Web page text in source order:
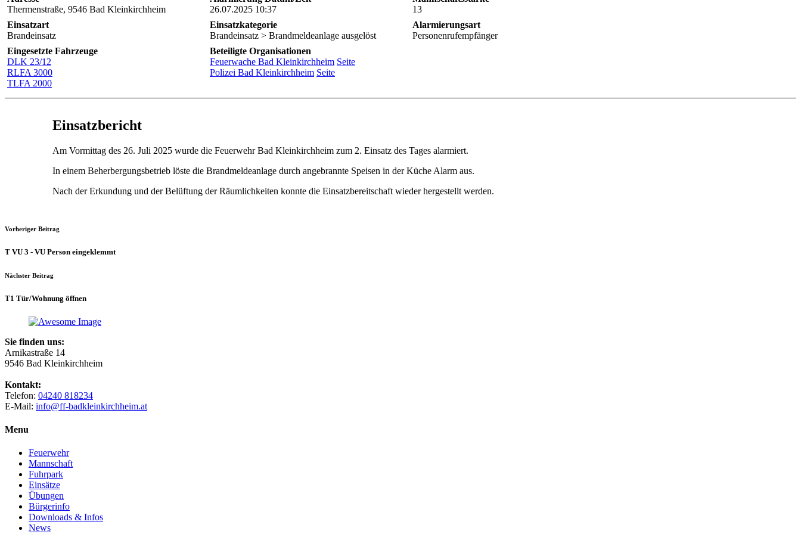
Thermenstraße, 9546 Bad Kleinkirchheim
26.07.2025 10:37
13
Einsatzart
Brandeinsatz
Einsatzkategorie
Brandeinsatz > Brandmeldeanlage ausgelöst
Alarmierungsart
Personenrufempfänger
Eingesetzte Fahrzeuge
DLK 23/12
RLFA 3000
TLFA 2000
Beteiligte Organisationen
Feuerwache Bad Kleinkirchheim Seite
Polizei Bad Kleinkirchheim Seite
Einsatzbericht
Am Vormittag des 26. Juli 2025 wurde die Feuerwehr Bad Kleinkirchheim zum 2. Einsatz des Tages alarmiert.
In einem Beherbergungsbetrieb löste die Brandmeldeanlage durch angebrannte Speisen in der Küche Alarm aus.
Nach der Erkundung und der Belüftung der Räumlichkeiten konnte die Einsatzbereitschaft wieder hergestellt werden.
Vorheriger Beitrag
T VU 3 - VU Person eingeklemmt
Nächster Beitrag
T1 Tür/Wohnung öffnen
Sie finden uns:
Arnikastraße 14
9546 Bad Kleinkirchheim
Kontakt:
Telefon: 04240 818234
E-Mail: info@ff-badkleinkirchheim.at
Menu
Feuerwehr
Mannschaft
Fuhrpark
Einsätze
Übungen
Bürgerinfo
Downloads & Infos
News